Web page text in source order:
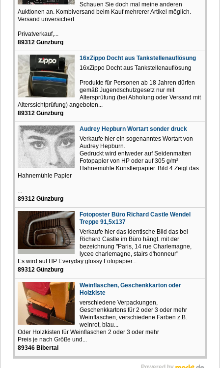
Schauen Sie doch mal meine anderen
Auktionen an. Kombiversand beim Kauf mehrerer Artikel möglich.
Versand unversichert
Privatverkauf,...
89312 Günzburg
16xZippo Docht aus Tankstellenauflösung
16xZippo Docht aus Tankstellenauflösung
Produkte für Personen ab 18 Jahren dürfen
gemäß Jugendschutzgesetz nur mit
Altersprüfung (bei Abholung oder Versand mit
Alterssichtprüfung) angeboten...
89312 Günzburg
Audrey Hepburn Wortart sonder druck
Verkaufe hier ein sogenanntes Wortart von
Audrey Hepburn.
Gedruckt wird entweder auf Seidenmatten
Fotopapier von HP oder auf 305 g/m²
Hahnemühle Künstlerpapier. Bild 4 Zeigt das
Hahnemühle Papier
89312 Günzburg
Fotoposter Büro Richard Castle Wendel
Treppe 91,5x137
Verkaufe hier das identische Bild das bei
Richard Castle im Büro hängt. mit der
bezeichnung "Paris, 14 rue Charlemagne,
lycee charlemagne, stairs d'honneur"
Es wird auf HP Everyday glossy Fotopapier...
89312 Günzburg
Weinflaschen, Geschenkkarton oder
Holzkiste
verschiedene Verpackungen,
Geschenkkartons für 2 oder 3 oder mehr
Weinflaschen, verschiedene Farben z.B.
weinrot, blau...
Oder Holzkisten für Weinflaschen 2 oder 3 oder mehr
Preis je nach Größe und...
89346 Bibertal